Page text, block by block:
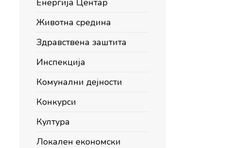
Енергија Центар
Животна средина
Здравствена заштита
Инспекција
Комунални дејности
Конкурси
Култура
Локален економски